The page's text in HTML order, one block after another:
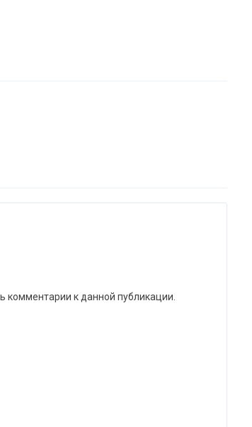
комментарии к данной публикации.